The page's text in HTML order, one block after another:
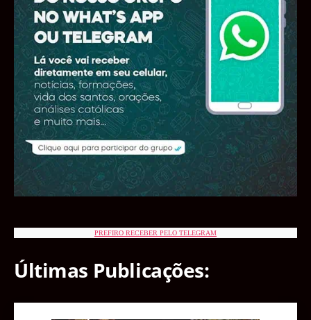
PREFIRO RECEBER PELO TELEGRAM
Últimas Publicações: